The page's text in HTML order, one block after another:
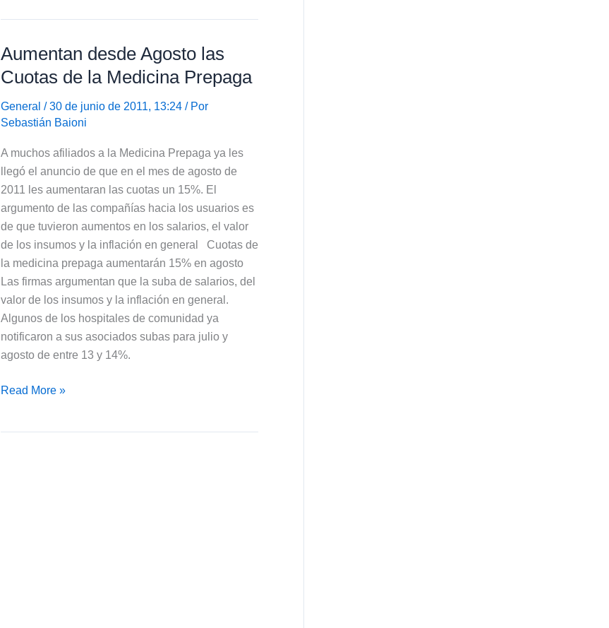
Trabajo
de
los
Call
Center
Aumentan desde Agosto las
Cuotas de la Medicina Prepaga
General / 30 de junio de 2011, 13:24 / Por
Sebastián Baioni
A muchos afiliados a la Medicina Prepaga ya les
llegó el anuncio de que en el mes de agosto de
2011 les aumentaran las cuotas un 15%. El
argumento de las compañías hacia los usuarios es
de que tuvieron aumentos en los salarios, el valor
de los insumos y la inflación en general Cuotas de
la medicina prepaga aumentarán 15% en agosto
Las firmas argumentan que la suba de salarios, del
valor de los insumos y la inflación en general.
Algunos de los hospitales de comunidad ya
notificaron a sus asociados subas para julio y
agosto de entre 13 y 14%.
Aumentan
Read More »